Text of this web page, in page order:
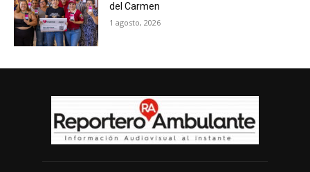
del Carmen
1 agosto, 2026